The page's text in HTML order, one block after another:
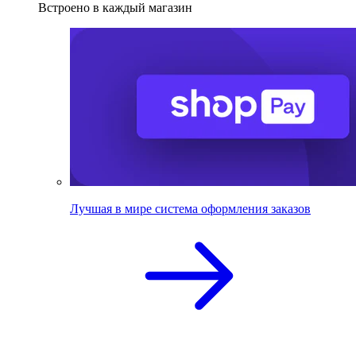
Встроено в каждый магазин
Лучшая в мире система оформления заказов